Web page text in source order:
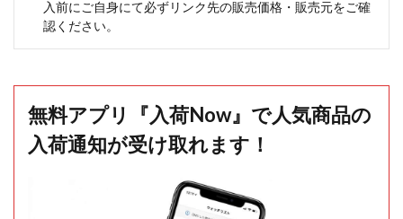
入前にご自身にて必ずリンク先の販売価格・販売元をご確
認ください。
無料アプリ『入荷Now』で人気商品の
入荷通知が受け取れます！